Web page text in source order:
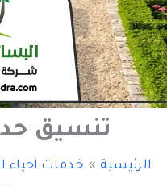
تنسيق
الرئيسية خدمات احياء